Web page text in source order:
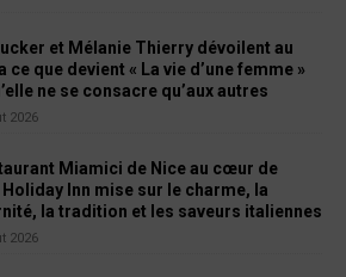
et Mélanie Thierry dévoilent au
ce que devient « La vie d’une femme »
ne se consacre qu’aux autres
2026
Miamici de Nice au cœur de
Holiday Inn mise sur le charme, la
la tradition et les saveurs italiennes
2026